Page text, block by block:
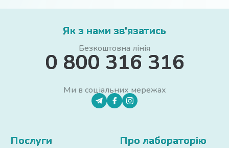
Як з нами зв'язатись
Безкоштовна лінія
0 800 316 316
Ми в соціальних мережах
Послуги Про лабораторію